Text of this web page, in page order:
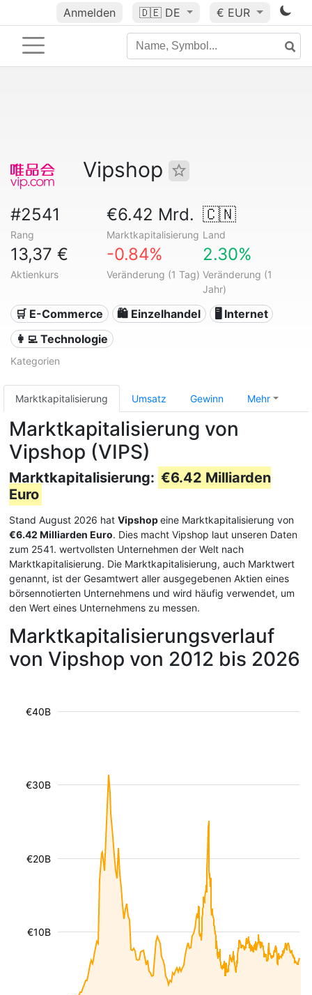
Anmelden 🇩🇪 DE € EUR
Vipshop
#2541
Rang
€6.42 Mrd.
Marktkapitalisierung
🇨🇳
Land
13,37 €
Aktienkurs
-0.84%
Veränderung (1 Tag)
2.30%
Veränderung (1
Jahr)
🛒 E-Commerce 🛍️ Einzelhandel
🖥️ Internet
👩‍💻 Technologie
Kategorien
Marktkapitalisierung Umsatz Gewinn Mehr
Marktkapitalisierung von
Vipshop (VIPS)
Marktkapitalisierung: €6.42 Milliarden
Euro
Stand August 2026 hat Vipshopeine Marktkapitalisierung von
€6.42 Milliarden Euro. Dies macht Vipshop laut unseren Daten
zum 2541. wertvollsten Unternehmen der Welt nach
Marktkapitalisierung. Die Marktkapitalisierung, auch Marktwert
genannt, ist der Gesamtwert aller ausgegebenen Aktien eines
börsennotierten Unternehmens und wird häufig verwendet, um
den Wert eines Unternehmens zu messen.
Marktkapitalisierungsverlauf
von Vipshop von 2012 bis 2026
€10B
€20B
€30B
€40B